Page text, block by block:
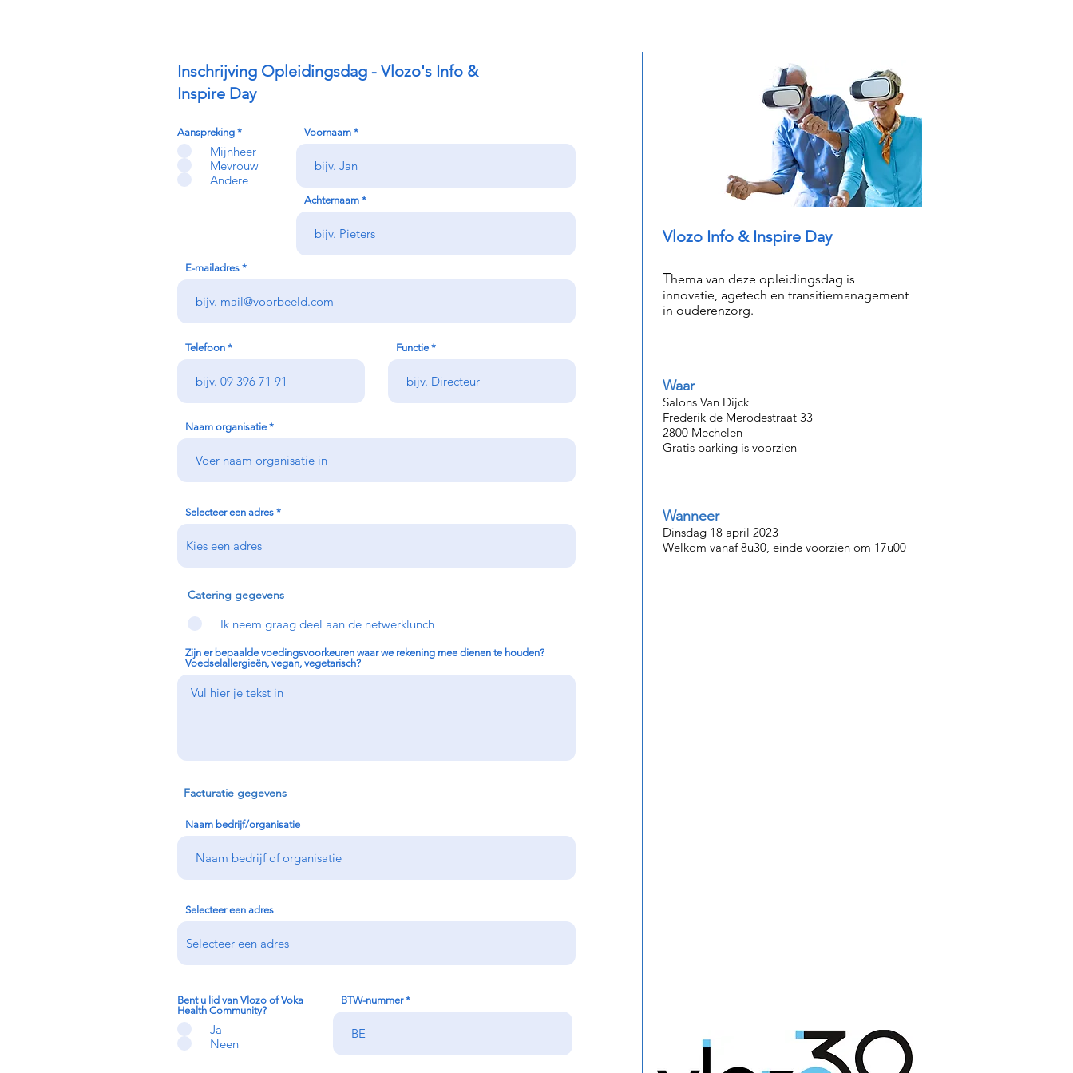
Inschrijving Opleidingsdag - Vlozo's Info &
Inspire Day
Aanspreking *
Mijnheer
Mevrouw
Andere
Voornaam
Achternaam
E-mailadres
Telefoon Functie
Naam organisatie
Selecteer een adres
Catering gegevens
Ik neem graag deel aan de netwerklunch
Zijn er bepaalde voedingsvoorkeuren waar we rekening mee dienen te houden?
Voedselallergieën, vegan, vegetarisch?
Facturatie gegevens
Naam bedrijf/organisatie
Selecteer een adres
Bent u lid van Vlozo of Voka
Health Community?
Ja
Neen
BTW-nummer
Vlozo Info & Inspire Day
Thema van deze opleidingsdag is
innovatie, agetech en transitiemanagement
in ouderenzorg.
Waar
Salons Van Dijck
Frederik de Merodestraat 33
2800 Mechelen
Gratis parking is voorzien
Wanneer
Dinsdag 18 april 2023
Welkom vanaf 8u30, einde voorzien om 17u00